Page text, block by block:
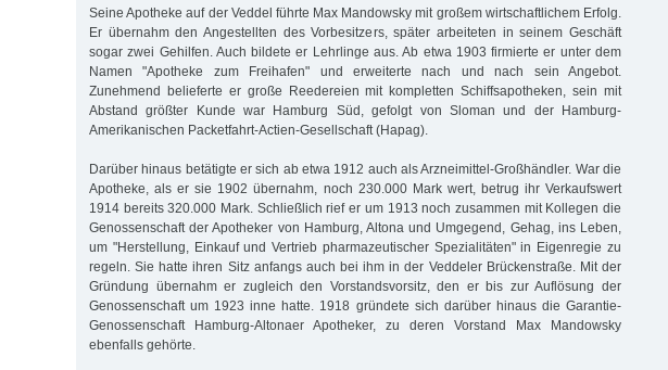
Seine Apotheke auf der Veddel führte Max Mandowsky mit großem wirtschaftlichem Erfolg.
Er übernahm den Angestellten des Vorbesitzers, später arbeiteten in seinem Geschäft
sogar zwei Gehilfen. Auch bildete er Lehrlinge aus. Ab etwa 1903 firmierte er unter dem
Namen "Apotheke zum Freihafen" und erweiterte nach und nach sein Angebot.
Zunehmend belieferte er große Reedereien mit kompletten Schiffsapotheken, sein mit
Abstand größter Kunde war Hamburg Süd, gefolgt von Sloman und der Hamburg-
Amerikanischen Packetfahrt-Actien-Gesellschaft (Hapag).
Darüber hinaus betätigte er sich ab etwa 1912 auch als Arzneimittel-Großhändler. War die
Apotheke, als er sie 1902 übernahm, noch 230.000 Mark wert, betrug ihr Verkaufswert
1914 bereits 320.000 Mark. Schließlich rief er um 1913 noch zusammen mit Kollegen die
Genossenschaft der Apotheker von Hamburg, Altona und Umgegend, Gehag, ins Leben,
um "Herstellung, Einkauf und Vertrieb pharmazeutischer Spezialitäten" in Eigenregie zu
regeln. Sie hatte ihren Sitz anfangs auch bei ihm in der Veddeler Brückenstraße. Mit der
Gründung übernahm er zugleich den Vorstandsvorsitz, den er bis zur Auflösung der
Genossenschaft um 1923 inne hatte. 1918 gründete sich darüber hinaus die Garantie-
Genossenschaft Hamburg-Altonaer Apotheker, zu deren Vorstand Max Mandowsky
ebenfalls gehörte.